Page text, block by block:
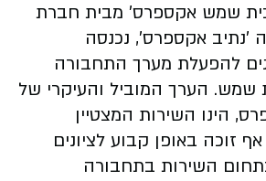
שמש אקספרס' מבית חברת
'נתיב אקספרס', נכנסה
להפעלת מערך התחבורה
שמש. הערך המוביל והעיקרי של
הינו השירות המצטיין
זוכה באופן קבוע לציונים
השירות בתחבורה